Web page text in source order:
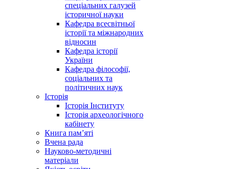
спеціальних галузей
історичної науки
Кафедра всесвітньої
історії та міжнародних
відносин
Кафедра історії
України
Кафедра філософії,
соціальних та
політичних наук
Історія
Історія Інституту
Історія археологічного
кабінету
Книга памʼяті
Вчена рада
Науково-методичні
матеріали